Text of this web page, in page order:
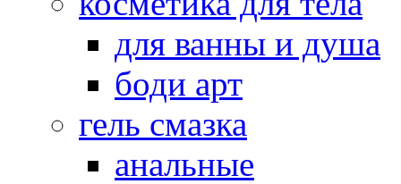
для ванны и душа
боди арт
гель смазка
анальные